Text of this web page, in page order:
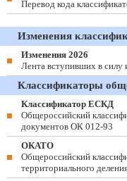
Перевод кода
Изменения
Изменения 2026
Лента вступивших в силу
Классификаторы
Классификатор ЕСКД
Общероссийский
документов ОК 012-93
ОКАТО
Общероссийский
территориального